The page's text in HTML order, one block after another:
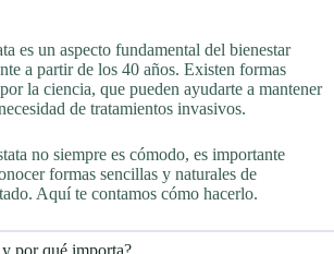
es un aspecto fundamental del bienestar
a partir de los 40 años. Existen formas
la ciencia, que pueden ayudarte a mantener
de tratamientos invasivos.
no siempre es cómodo, es importante
formas sencillas y naturales de
Aquí te contamos cómo hacerlo.
por qué importa?